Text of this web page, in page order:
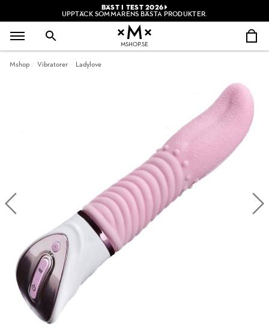
BÄST I TEST 2026
UPPTÄCK SOMMARENS BÄSTA PRODUKTER.
MSHOP.SE
Mshop Vibratorer Ladylove